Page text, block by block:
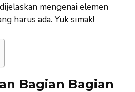
mengenai elemen
harus ada. Yuk simak!
Bagian Bagian